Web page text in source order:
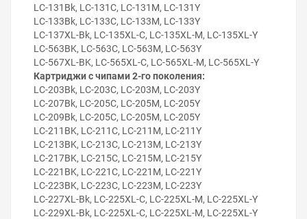
Особенности использования
Программатор используется для обнуления чипов
оригинальных картриджей. Обнуление чипа
рекомендуется делать тогда, когда виртуальный
уровень чернил не ниже 15 %. Иногда может не
изменяться индикация диода с красного на зелёный
цвет. В этом случае проверьте точность попадания
контактов программатора и чистоту контактных
элементов чипа картриджа.
Внимание!Для питания программатора
используют USB-шнур, которым принтер
соединяется с компьютером. Шнур питания не
входит в комплектацию программатора.
LC-131Bk, LC-131C, LC-131M, LC-131Y
LC-133Bk, LC-133C, LC-133M, LC-133Y
LC-137XL-Bk, LC-135XL-C, LC-135XL-M, LC-135XL-Y
LC-563BK, LC-563C, LC-563M, LC-563Y
LC-567XL-BK, LC-565XL-C, LC-565XL-M, LC-565XL-Y
Картриджи с чипами 2-го поколения:
LC-203Bk, LC-203C, LC-203M, LC-203Y
LC-207Bk, LC-205C, LC-205M, LC-205Y
LC-209Bk, LC-205C, LC-205M, LC-205Y
LC-211BK, LC-211C, LC-211M, LC-211Y
LC-213BK, LC-213C, LC-213M, LC-213Y
LC-217BK, LC-215C, LC-215M, LC-215Y
LC-221BK, LC-221C, LC-221M, LC-221Y
LC-223BK, LC-223C, LC-223M, LC-223Y
LC-227XL-Bk, LC-225XL-C, LC-225XL-M, LC-225XL-Y
LC-229XL-Bk, LC-225XL-C, LC-225XL-M, LC-225XL-Y